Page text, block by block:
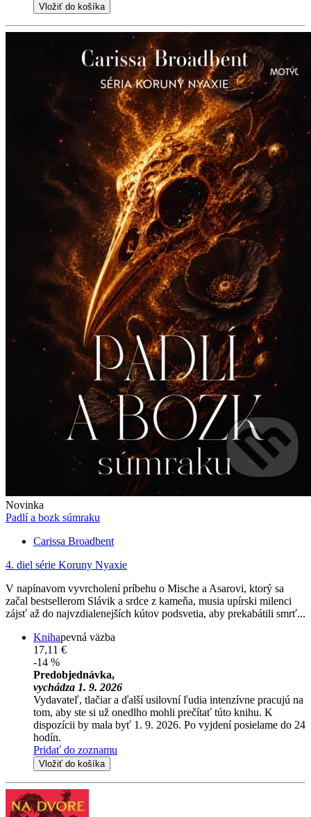
Vložiť do košíka
Novinka
Padlí a bozk súmraku
Carissa Broadbent
4. diel série Koruny Nyaxie
V napínavom vyvrcholení príbehu o Mische a Asarovi, ktorý sa
začal bestsellerom Slávik a srdce z kameňa, musia upírski milenci
zájsť až do najvzdialenejších kútov podsvetia, aby prekabátili smrť...
Knihapevná väzba
17,11 €
-14 %
Predobjednávka,
vychádza 1. 9. 2026
Vydavateľ, tlačiar a ďalší usilovní ľudia intenzívne pracujú na
tom, aby ste si už onedlho mohli prečítať túto knihu. K
dispozícii by mala byť 1. 9. 2026. Po vyjdení posielame do 24
hodín.
Pridať do zoznamu
Vložiť do košíka